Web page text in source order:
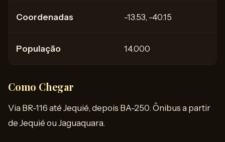
Coordenadas -13.53, -40.15
População 14.000
Como Chegar
Via BR-116 até Jequié, depois BA-250. Ônibus a partir
de Jequié ou Jaguaquara.